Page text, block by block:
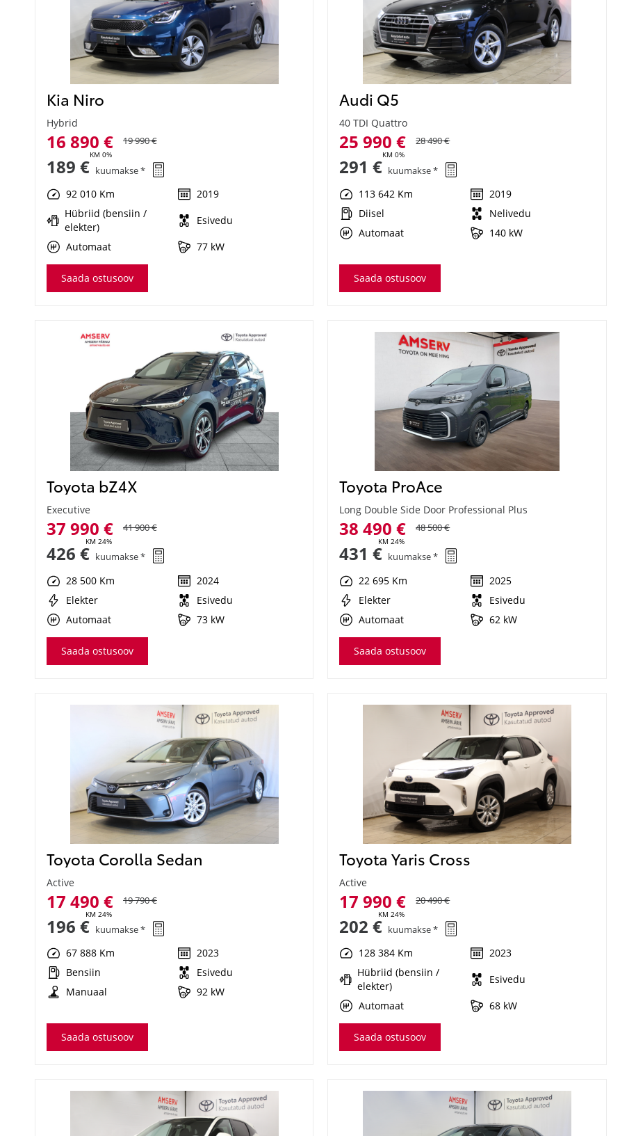
Kia Niro
Hybrid
16 890 €
KM 0%
19 990 €
189 € kuumakse *
92 010 Km
2019
Hübriid (bensiin /
elekter)
Esivedu
Automaat
77 kW
Saada ostusoov
Audi Q5
40 TDI Quattro
25 990 €
KM 0%
28 490 €
291 € kuumakse *
113 642 Km
2019
Diisel
Nelivedu
Automaat
140 kW
Saada ostusoov
Toyota bZ4X
Executive
37 990 €
KM 24%
41 900 €
426 € kuumakse *
28 500 Km
2024
Elekter
Esivedu
Automaat
73 kW
Saada ostusoov
Toyota ProAce
Long Double Side Door Professional Plus
38 490 €
KM 24%
48 500 €
431 € kuumakse *
22 695 Km
2025
Elekter
Esivedu
Automaat
62 kW
Saada ostusoov
Toyota Corolla Sedan
Active
17 490 €
KM 24%
19 790 €
196 € kuumakse *
67 888 Km
2023
Bensiin
Esivedu
Manuaal
92 kW
Saada ostusoov
Toyota Yaris Cross
Active
17 990 €
KM 24%
20 490 €
202 € kuumakse *
128 384 Km
2023
Hübriid (bensiin /
elekter)
Esivedu
Automaat
68 kW
Saada ostusoov